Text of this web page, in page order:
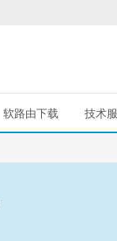
软路由下载 技术